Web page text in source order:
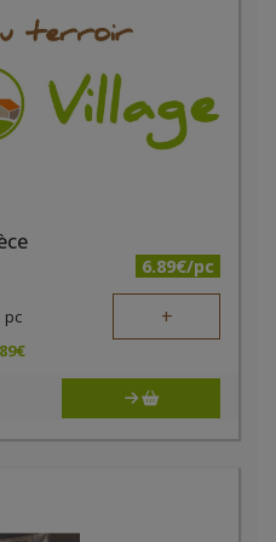
6.89€/pc
pc +
€